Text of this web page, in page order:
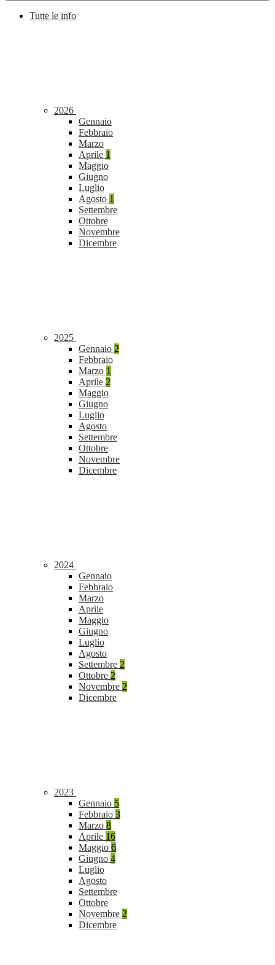
Tutte le info
2026
Gennaio
Febbraio
Marzo
Aprile 1
Maggio
Giugno
Luglio
Agosto 1
Settembre
Ottobre
Novembre
Dicembre
2025
Gennaio 2
Febbraio
Marzo 1
Aprile 2
Maggio
Giugno
Luglio
Agosto
Settembre
Ottobre
Novembre
Dicembre
2024
Gennaio
Febbraio
Marzo
Aprile
Maggio
Giugno
Luglio
Agosto
Settembre 2
Ottobre 2
Novembre 2
Dicembre
2023
Gennaio 5
Febbraio 3
Marzo 8
Aprile 16
Maggio 6
Giugno 4
Luglio
Agosto
Settembre
Ottobre
Novembre 2
Dicembre